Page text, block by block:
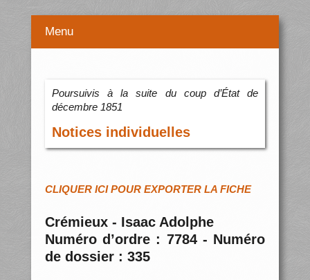
Menu
Poursuivis à la suite du coup d’État de
décembre 1851
Notices individuelles
CLIQUER ICI POUR EXPORTER LA FICHE
Crémieux - Isaac Adolphe
Numéro d’ordre : 7784 - Numéro
de dossier : 335